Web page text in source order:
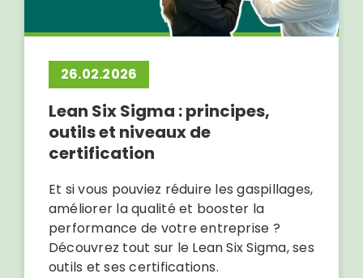
26.02.2026
Lean Six Sigma : principes,
outils et niveaux de
certification
Et si vous pouviez réduire les gaspillages,
améliorer la qualité et booster la
performance de votre entreprise ?
Découvrez tout sur le Lean Six Sigma, ses
outils et ses certifications.